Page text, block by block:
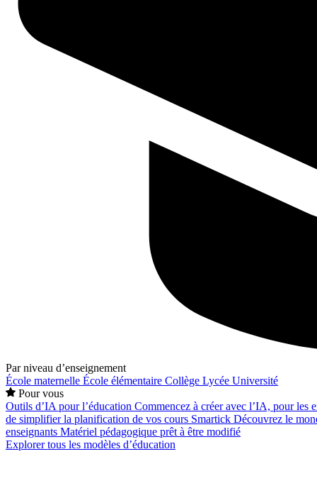
Par niveau d’enseignement
École maternelle École élémentaire Collège Lycée Université
Pour vous
Outils d’IA pour l’éducation Commencez à créer avec l’IA, pour les
de simplifier la planification de vos cours Smartick Découvrez le
enseignants Matériel pédagogique prêt à être modifié
Explorer tous les modèles d’éducation